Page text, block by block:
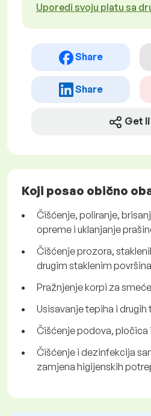
Uporedi svoju platu sa
Share
Share
Get
Koji posao obično
Čišćenje, poliranje,
opreme i uklanjanje
Čišćenje prozora,
drugim staklenim
Pražnjenje korpi za
Usisavanje tepiha i drugih
Čišćenje podova, pločica
Čišćenje i dezinfekcija
zamjena higijenskih